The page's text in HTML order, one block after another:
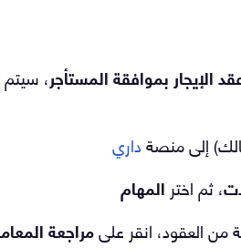
الإيجار بموافقة المستأجر، سيتم
إلى منصةداري
، ثم اختر المهام
العقود، انقر علىمراجعة